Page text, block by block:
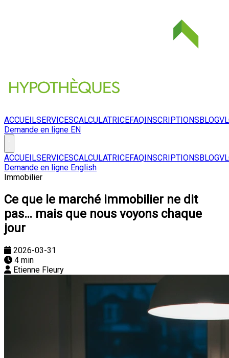
ACCUEILSERVICESCALCULATRICEFAQINSCRIPTIONSBLOG
Demande en ligne EN
ACCUEILSERVICESCALCULATRICEFAQINSCRIPTIONSBLOG
Demande en ligne English
Immobilier
Ce que le marché immobilier ne dit
pas… mais que nous voyons chaque
jour
2026-03-31
4 min
Etienne Fleury